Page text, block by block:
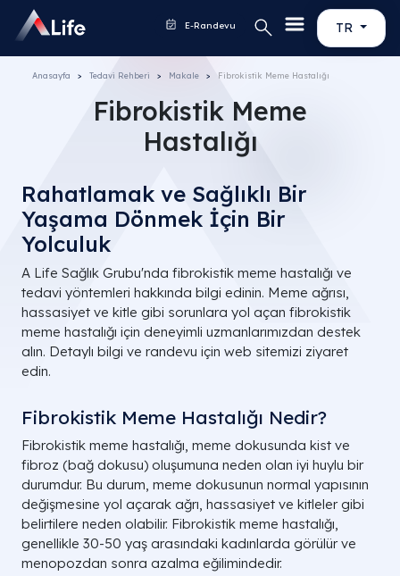
TR
E-Randevu
Anasayfa Tedavi Rehberi Makale Fibrokistik Meme Hastalığı
Fibrokistik Meme
Hastalığı
Rahatlamak ve Sağlıklı Bir
Yaşama Dönmek İçin Bir
Yolculuk
A Life Sağlık Grubu'nda fibrokistik meme hastalığı ve
tedavi yöntemleri hakkında bilgi edinin. Meme ağrısı,
hassasiyet ve kitle gibi sorunlara yol açan fibrokistik
meme hastalığı için deneyimli uzmanlarımızdan destek
alın. Detaylı bilgi ve randevu için web sitemizi ziyaret
edin.
Fibrokistik Meme Hastalığı Nedir?
Fibrokistik meme hastalığı, meme dokusunda kist ve
fibroz (bağ dokusu) oluşumuna neden olan iyi huylu bir
durumdur. Bu durum, meme dokusunun normal yapısının
değişmesine yol açarak ağrı, hassasiyet ve kitleler gibi
belirtilere neden olabilir. Fibrokistik meme hastalığı,
genellikle 30-50 yaş arasındaki kadınlarda görülür ve
menopozdan sonra azalma eğilimindedir.